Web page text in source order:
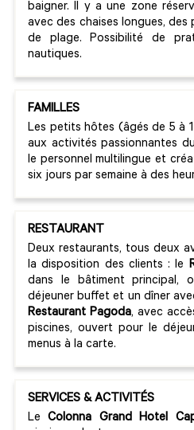
baigner. Il y a une zone
avec des chaises longues,
de plage. Possibilité de
nautiques.
FAMILLES
Les petits hôtes (âgés de 5 à
aux activités passionnantes du
le personnel multilingue et
six jours par semaine à des
RESTAURANT
Deux restaurants, tous deux
la disposition des clients : le
dans le bâtiment principal,
déjeuner buffet et un dîner
Restaurant Pagoda, avec
piscines, ouvert pour le
menus à la carte.
SERVICES & ACTIVITÉS
LeColonna Grand Hotel